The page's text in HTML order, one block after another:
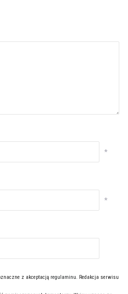
*
*
z akceptacją regulaminu. Redakcja serwisu